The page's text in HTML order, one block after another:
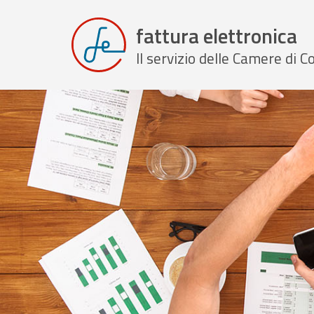
fattura elettronica
Il servizio delle Camere di